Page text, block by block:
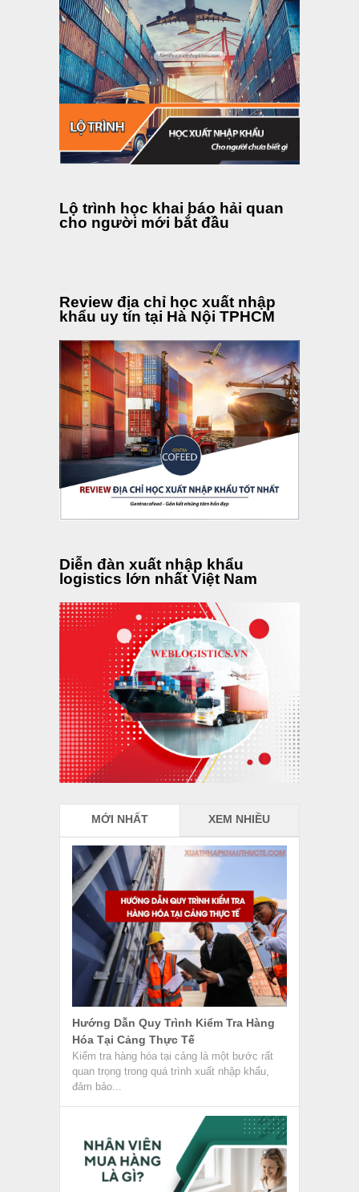
Lộ trình học khai báo hải quan
cho người mới bắt đầu
Review địa chỉ học xuất nhập
khẩu uy tín tại Hà Nội TPHCM
Diễn đàn xuất nhập khẩu
logistics lớn nhất Việt Nam
MỚI NHẤT XEM NHIỀU
Hướng Dẫn Quy Trình Kiểm Tra Hàng
Hóa Tại Cảng Thực Tế
Kiểm tra hàng hóa tại cảng là một bước rất
quan trọng trong quá trình xuất nhập khẩu,
đảm bảo...